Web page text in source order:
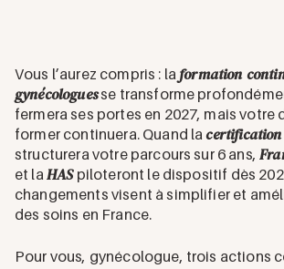
Vous l’aurez compris : la formation
gynécologuesse transforme
fermera ses portes en 2027, mais votre
former continuera. Quand la
structurera votre parcours sur 6 ans,
et la HASpiloteront le dispositif dès
changements visent à simplifier et
des soins en France.
Pour vous, gynécologue, trois actions